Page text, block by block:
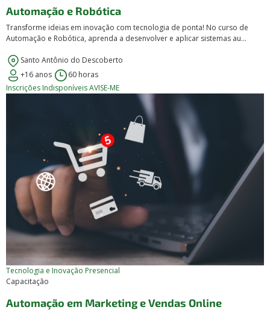
Automação e Robótica
Transforme ideias em inovação com tecnologia de ponta! No curso de
Automação e Robótica, aprenda a desenvolver e aplicar sistemas au...
Santo Antônio do Descoberto
+16 anos
60 horas
Inscrições IndisponíveisAVISE-ME
Tecnologia e Inovação Presencial
Capacitação
Automação em Marketing e Vendas Online